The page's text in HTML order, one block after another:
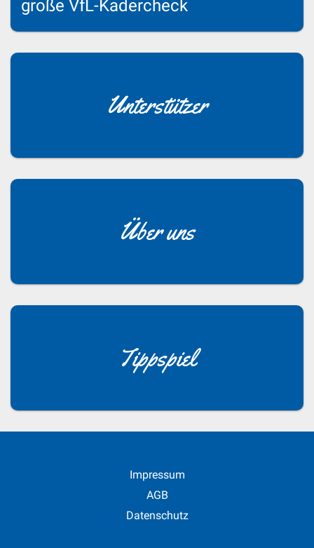
große VfL-Kadercheck
Unterstützer
Über uns
Tippspiel
Impressum
AGB
Datenschutz